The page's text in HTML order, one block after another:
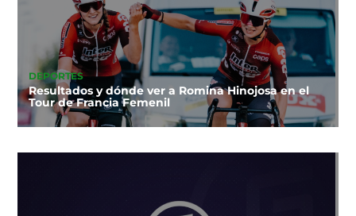
DEPORTES
Resultados y dónde ver a Romina Hinojosa en el
Tour de Francia Femenil